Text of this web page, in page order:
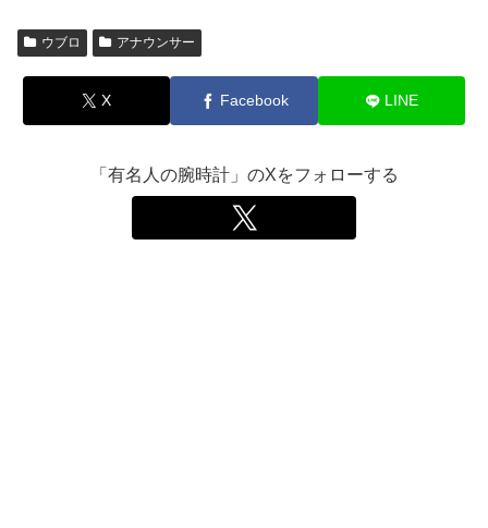
ウブロ アナウンサー
X Facebook LINE
「有名人の腕時計」のXをフォローする